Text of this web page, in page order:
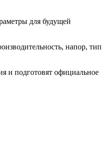
для будущей
напор, тип
и подготовят официальное